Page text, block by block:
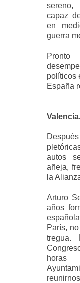
sereno,
capaz
en
guerra
políticos
España
autos
añeja,
la
Arturo
años
París,
tregua.
horas